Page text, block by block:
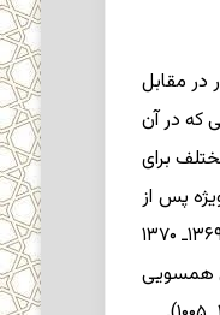
در مقابل
که در آن
برای
پس از
درخواست جدی تظاهرکنندگان از بهبهانی ، سرانجام موضوع مسافرت را منتفی کرد ( اطلاعات ، ش ۸۰۳۹، ص ۱، ۲، ۴؛ کریمیان ، همانجا؛ عاقلی ، ۱۳۷۰ ش ، ص ۷۷۳؛ همو، ۱۳۶۹ـ ۱۳۷۰
همسویی